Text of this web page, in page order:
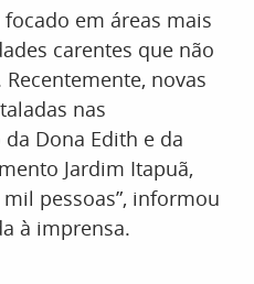
focado em áreas mais
carentes que não
Recentemente, novas
nas
Dona Edith e da
Jardim Itapuã,
pessoas”, informou
à imprensa.